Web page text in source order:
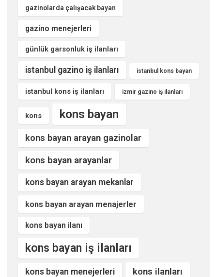
gazinolarda çalışacak bayan
gazino menejerleri
günlük garsonluk iş ilanları
istanbul gazino iş ilanları istanbul kons bayan
istanbul kons iş ilanları izmir gazino iş ilanları
kons kons bayan
kons bayan arayan gazinolar
kons bayan arayanlar
kons bayan arayan mekanlar
kons bayan arayan menajerler
kons bayan ilanı
kons bayan iş ilanları
kons bayan menejerleri kons ilanları